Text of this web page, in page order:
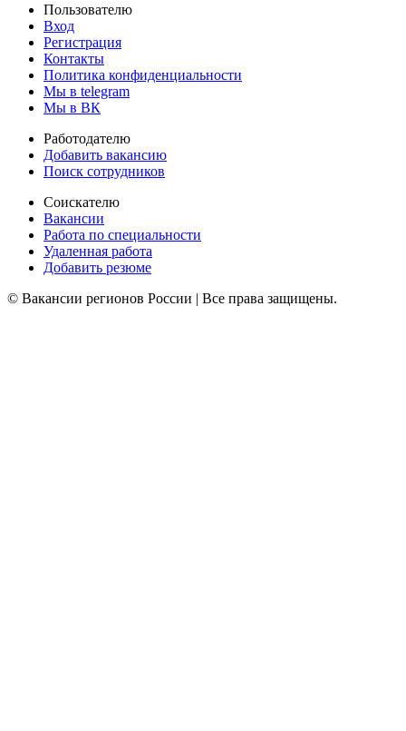
Пользователю
Вход
Регистрация
Контакты
Политика конфиденциальности
Мы в telegram
Мы в ВК
Работодателю
Добавить вакансию
Поиск сотрудников
Соискателю
Вакансии
Работа по специальности
Удаленная работа
Добавить резюме
© Вакансии регионов России | Все права защищены.